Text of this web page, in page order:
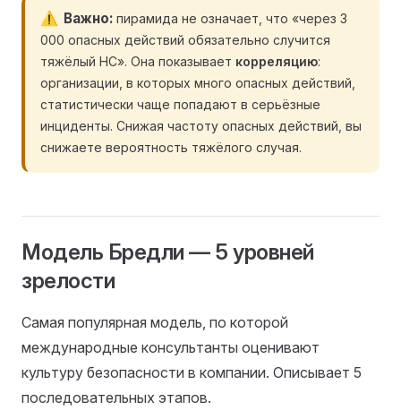
Важно пирамида не означает, что «через 3
000 опасных действий обязательно случится
тяжёлый НС». Она показывает корреляцию:
организации, в которых много опасных действий,
статистически чаще попадают в серьёзные
инциденты. Снижая частоту опасных действий, вы
снижаете вероятность тяжёлого случая.
Модель Бредли — 5 уровней
зрелости
Самая популярная модель, по которой
международные консультанты оценивают
культуру безопасности в компании. Описывает 5
последовательных этапов.